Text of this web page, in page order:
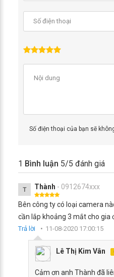
Số điện thoại của bạn sẽ
1 Bình luận 5/5 đánh giá
T Thành - 0912674xxx
Bên công ty có loại camera
cần lắp khoảng 3 mắt cho gia
Trả lời 11-08-2020 17:00:15
Lê Thị Kim Vân
Cảm ơn anh Thành đã